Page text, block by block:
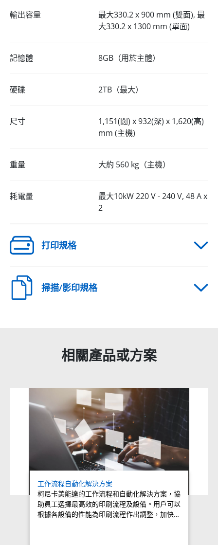
輸出容量
最大330.2 x 900 mm (雙面), 最
大330.2 x 1300 mm (單面)
記憶體 8GB（用於主體）
硬碟 2TB（最大）
尺寸
1,151(闊) x 932(深) x 1,620(高)
mm (主機)
重量 大約 560 kg（主機）
耗電量
最大10kW 220 V - 240 V, 48 A x
2
打印規格
掃描/影印規格
相關產品或方案
Related products titles
工作流程自動化解決方案
柯尼卡美能達的工作流程和自動化解決方案，協
助員工選擇最高效的印刷流程及設備。用戶可以
根據各設備的性能為印刷流程作出調整，加快…